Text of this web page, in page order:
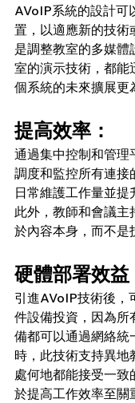
AVoIP系統的設計可
置，以適應新的技術
是調整教室的多媒體
室的演示技術，都能
個系統的未來擴展更
提高效率：
通過集中控制和管理
調度和監控所有連接
日常維護工作量並提
此外，教師和會議主
於內容本身，而不是
硬體部署效益
引進AVoIP技術後，
件設備投資，因為所
備都可以通過網絡統
時，此技術支持異地
處何地都能接受一致
於提高工作效率至關